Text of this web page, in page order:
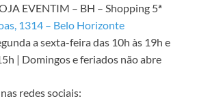
EVENTIM – BH – Shopping 5ª
1314 – Belo Horizonte
a sexta-feira das 10h às 19h e
| Domingos e feriados não abre
redes sociais: